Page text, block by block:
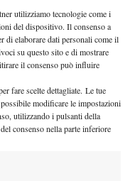
utilizziamo tecnologie come i
del dispositivo. Il consenso a
di elaborare dati personali come il
su questo sito e di mostrare
il consenso può influire
fare scelte dettagliate. Le tue
modificare le impostazioni
utilizzando i pulsanti della
consenso nella parte inferiore